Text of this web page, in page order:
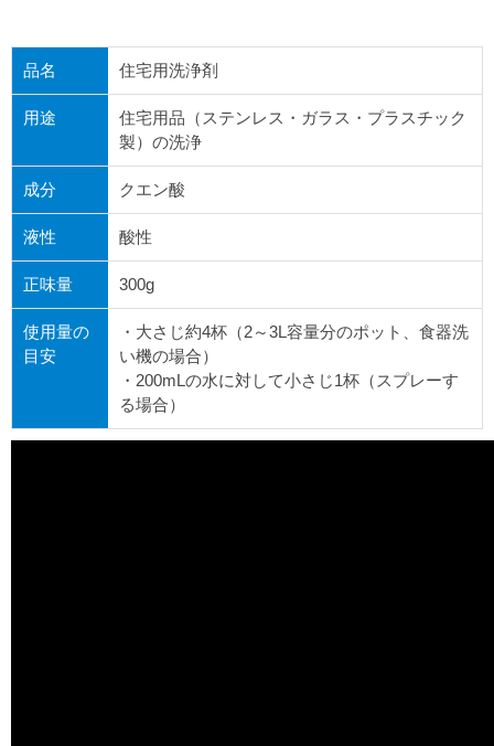
品名 住宅用洗浄剤
用途
住宅用品（ステンレス・ガラス・プラスチック
製）の洗浄
成分 クエン酸
液性 酸性
正味量 300g
使用量の
目安
・大さじ約4杯（2～3L容量分のポット、食器洗
い機の場合）
・200mLの水に対して小さじ1杯（スプレーす
る場合）